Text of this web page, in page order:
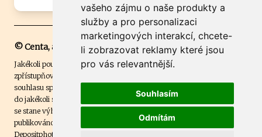
vašeho zájmu o naše produkty a
služby a pro personalizaci
marketingových interakcí, chcete-
li zobrazovat reklamy které jsou
pro vás relevantnější.
Souhlasím
Odmítám
© Centa, a.s.
Jakékoli použití obsahu včetně převzetí, šíření či dalšího užití a
zpřístupňování textových či obrazových materiálů bez písemného
souhlasu společnosti Centa,a.s. je zakázáno. Čtenář svým přihlášením
do jakékoli soutěže na našem webu dává souhlas s tím, že v případě, že
se stane výhercem této soutěže, může být jeho jméno na webu
publikováno. Centa, a.s. využívala licenci ČTK a využívá fotografie z
Depositphotos